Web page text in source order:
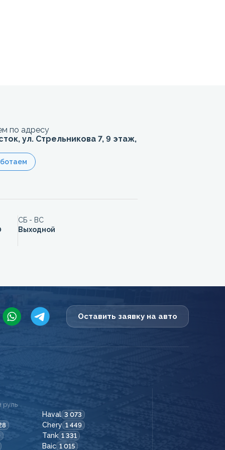
по адресу
ул. Стрельникова 7, 9 этаж,
СБ - ВС
Выходной
Оставить заявку на авто
руль
Haval 3 073
Chery 1 449
Tank 1 331
Baic 1 015